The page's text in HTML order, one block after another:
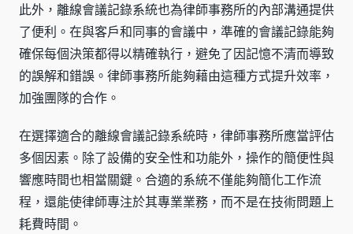
此外，離線會議記錄系統也為律師事務所的內部溝通提供
了便利。在與客戶和同事的會議中，準確的會議記錄能夠
確保每個決策都得以精確執行，避免了因記憶不清而導致
的誤解和錯誤。律師事務所能夠藉由這種方式提升效率，
加強團隊的合作。
在選擇適合的離線會議記錄系統時，律師事務所應當評估
多個因素。除了設備的安全性和功能外，操作的簡便性與
響應時間也相當關鍵。合適的系統不僅能夠簡化工作流
程，還能使律師專注於其專業業務，而不是在技術問題上
耗費時間。